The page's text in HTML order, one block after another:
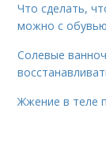
Что сделать,
можно с
Солевые
Жжение в теле